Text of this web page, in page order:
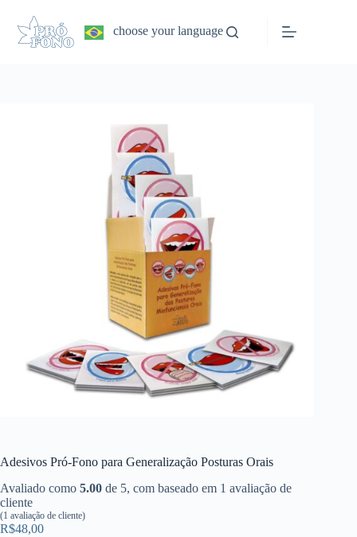
conteúdo
choose your language
Adesivos Pró-Fono para Generalização Posturas Orais
Avaliado como 5.00 de 5, com baseado em 1 avaliação de
cliente
(1 avaliação de cliente)
R$48,00